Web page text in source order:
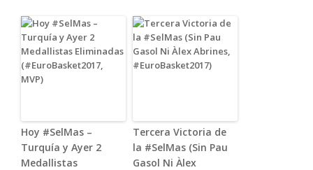
Hoy #SelMas –
Turquía y Ayer 2
Medallistas
Tercera Victoria de
la #SelMas (Sin Pau
Gasol Ni Àlex